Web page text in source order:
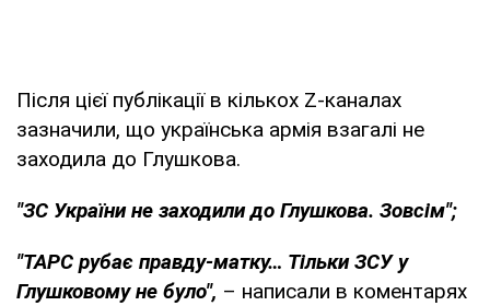
Після цієї публікації в кількох Z-каналах
зазначили, що українська армія взагалі не
заходила до Глушкова.
"ЗС України не заходили до Глушкова. Зовсім";
"ТАРС рубає правду-матку… Тільки ЗСУ у
Глушковому не було", – написали в коментарях